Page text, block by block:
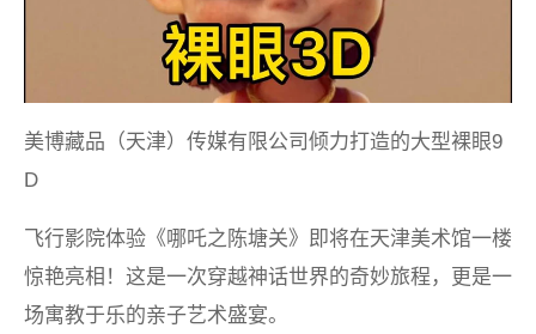
美博藏品（天津）传媒有限公司倾力打造的大型裸眼9
D
飞行影院体验《哪吒之陈塘关》即将在天津美术馆一楼
惊艳亮相！这是一次穿越神话世界的奇妙旅程，更是一
场寓教于乐的亲子艺术盛宴。